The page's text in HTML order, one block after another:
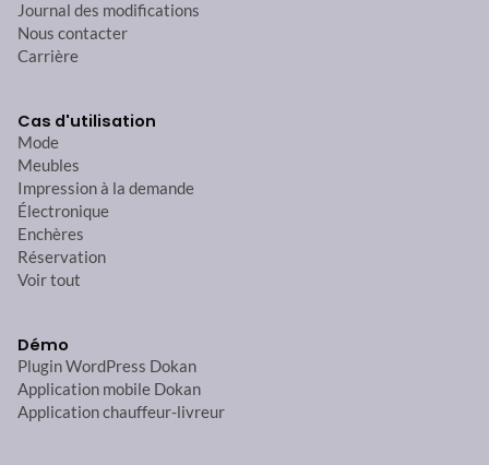
Journal des modifications
Nous contacter
Carrière
Cas d'utilisation
Mode
Meubles
Impression à la demande
Électronique
Enchères
Réservation
Voir tout
Démo
Plugin WordPress Dokan
Application mobile Dokan
Application chauffeur-livreur